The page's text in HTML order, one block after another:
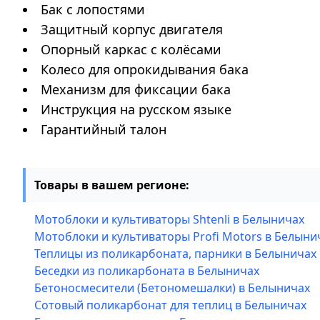
Бак с лопостями
Защитный корпус двигателя
Опорный каркас с колёсами
Колесо для опрокидывания бака
Механизм для фиксации бака
Инструкция на русском языке
Гарантийный талон
Товары в вашем регионе:
Мотоблоки и культиваторы Shtenli в Белыничах
Мотоблоки и культиваторы Profi Motors в
Теплицы из поликарбоната, парники в Белыничах
Беседки из поликарбоната в Белыничах
Бетоносмесители (Бетономешалки) в Белыничах
Сотовый поликарбонат для теплиц в Белыничах